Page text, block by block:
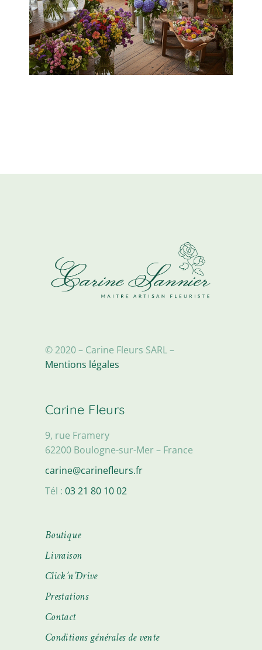
© 2020 – Carine Fleurs SARL –
Mentions légales
Carine Fleurs
9, rue Framery
62200 Boulogne-sur-Mer – France
carine@carinefleurs.fr
Tél :03 21 80 10 02
Boutique
Livraison
Click’n’Drive
Prestations
Contact
Conditions générales de vente